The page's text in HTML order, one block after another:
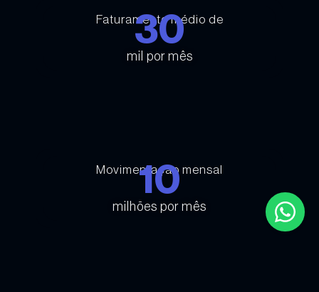
Faturamento médio de
mil por mês
30
Movimentação mensal
milhões por mês
10